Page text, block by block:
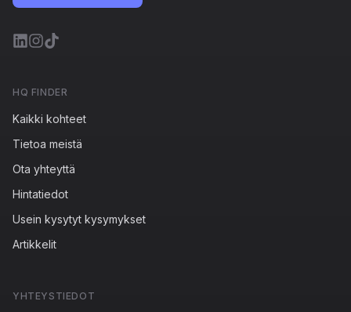
HQ FINDER
Kaikki kohteet
Tietoa meistä
Ota yhteyttä
Hintatiedot
Usein kysytyt kysymykset
Artikkelit
YHTEYSTIEDOT